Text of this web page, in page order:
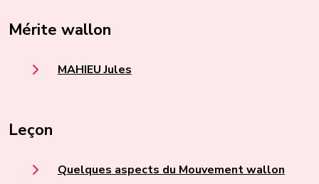
Mérite wallon
MAHIEU Jules
Leçon
Quelques aspects du Mouvement wallon